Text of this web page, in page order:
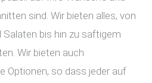
sind. Wir bieten alles, von
bis hin zu saftigem
Wir bieten auch
Optionen, so dass jeder auf